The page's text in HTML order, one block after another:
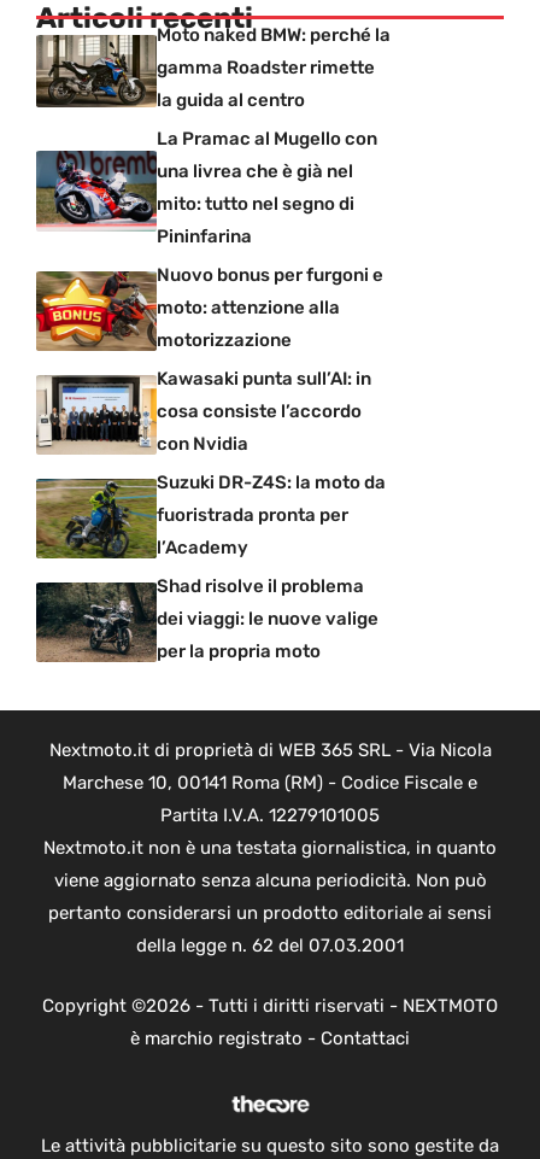
Articoli recentiMoto naked BMW: perché la
gamma Roadster rimette
la guida al centro
La Pramac al Mugello con
una livrea che è già nel
mito: tutto nel segno di
Pininfarina
Nuovo bonus per furgoni e
moto: attenzione alla
motorizzazione
Kawasaki punta sull’AI: in
cosa consiste l’accordo
con Nvidia
Suzuki DR-Z4S: la moto da
fuoristrada pronta per
l’Academy
Shad risolve il problema
dei viaggi: le nuove valige
per la propria moto
Nextmoto.it di proprietà di WEB 365 SRL - Via Nicola
Marchese 10, 00141 Roma (RM) - Codice Fiscale e
Partita I.V.A. 12279101005
Nextmoto.it non è una testata giornalistica, in quanto
viene aggiornato senza alcuna periodicità. Non può
pertanto considerarsi un prodotto editoriale ai sensi
della legge n. 62 del 07.03.2001
Copyright ©2026 - Tutti i diritti riservati - NEXTMOTO
è marchio registrato - Contattaci
Le attività pubblicitarie su questo sito sono gestite da